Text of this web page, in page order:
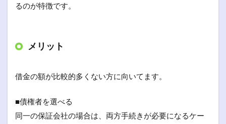
るのが特徴です。
メリット
借金の額が比較的多くない方に向いてます。
■債権者を選べる
同一の保証会社の場合は、両方手続きが必要になるケー